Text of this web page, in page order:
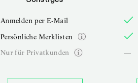
Anmelden per E-Mail
Persönliche Merklisten
Nur für Privatkunden
—